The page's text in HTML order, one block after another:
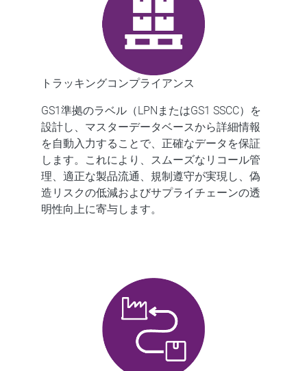
トラッキングコンプライアンス
GS1準拠のラベル（LPNまたはGS1 SSCC）を
設計し、マスターデータベースから詳細情報
を自動入力することで、正確なデータを保証
します。これにより、スムーズなリコール管
理、適正な製品流通、規制遵守が実現し、偽
造リスクの低減およびサプライチェーンの透
明性向上に寄与します。